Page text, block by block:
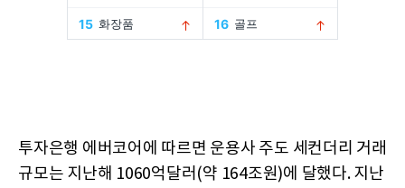
투자은행 에버코어에 따르면 운용사 주도 세컨더리 거래
규모는 지난해 1060억달러(약 164조원)에 달했다. 지난